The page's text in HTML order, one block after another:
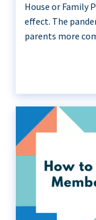
House or Family
effect. The
parents more